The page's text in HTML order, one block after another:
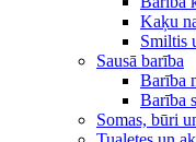
Kaķu
Smiltis
Sausā barība
Barība
Barība
Somas, būri